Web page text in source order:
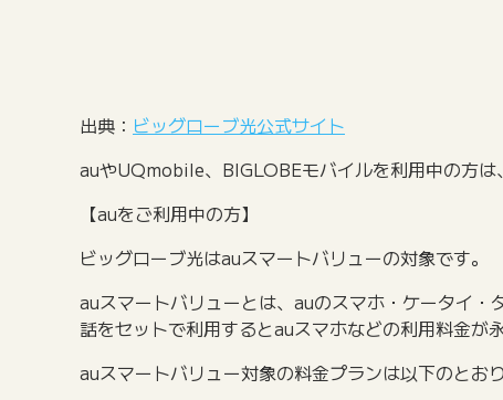
出典： ビッグローブ光公式サイト
auやUQmobile、BIGLOBEモバイルを利用中の方は
【auをご利用中の方】
ビッグローブ光はauスマートバリューの対象です。
auスマートバリューとは、auのスマホ・ケータイ
話をセットで利用するとauスマホなどの利用料金が
auスマートバリュー対象の料金プランは以下のとおり